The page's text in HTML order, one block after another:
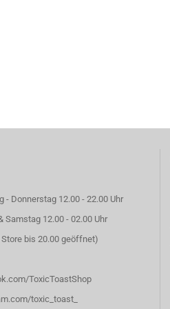
- Donnerstag 12.00 - 22.00 Uhr
Samstag 12.00 - 02.00 Uhr
Store bis 20.00 geöffnet)
ToxicToastShop
toxic_toast_